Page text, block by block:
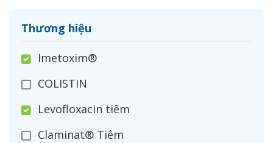
Thương hiệu
Imetoxim®
COLISTIN
Levofloxacin tiêm
Claminat® Tiêm